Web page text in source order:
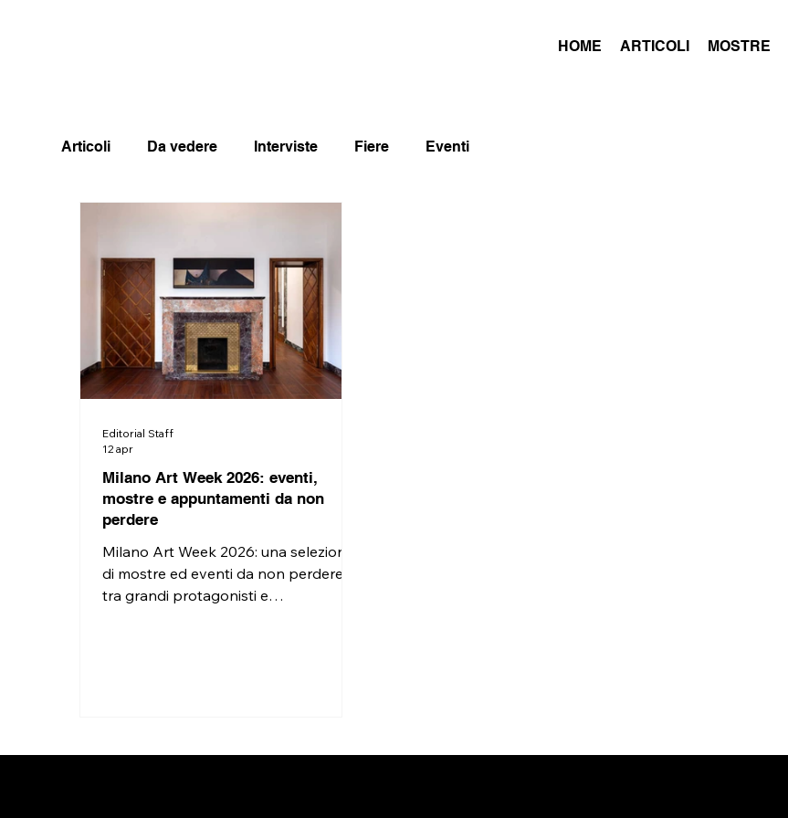
HOME ARTICOLI MOSTRE
Articoli Da vedere Interviste Fiere Eventi
Milano Art Week 2026: eventi,
mostre e appuntamenti da non
perdere
Milano Art Week 2026: una selezione
di mostre ed eventi da non perdere
tra grandi protagonisti e
Editorial Staff
12 apr